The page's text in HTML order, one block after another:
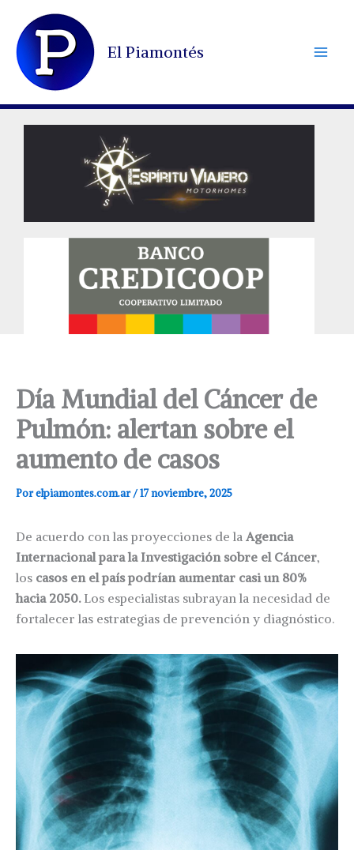
contenido
El Piamontés
Día Mundial del Cáncer de
Pulmón: alertan sobre el
aumento de casos
Porelpiamontes.com.ar/17 noviembre, 2025
De acuerdo con las proyecciones de la Agencia
Internacional para la Investigación sobre el Cáncer,
los casos en el país podrían aumentar casi un 80%
hacia 2050.Los especialistas subrayan la necesidad de
fortalecer las estrategias de prevención y diagnóstico.